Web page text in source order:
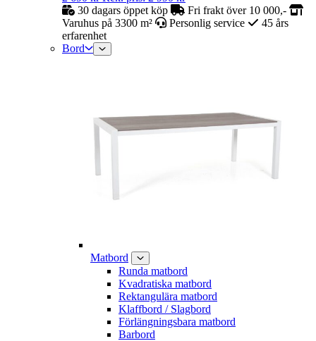
30 dagars öppet köp
Fri frakt över 10 000,-
Varuhus på 3300 m²
Personlig service
45 års
erfarenhet
Bord
Matbord
Runda matbord
Kvadratiska matbord
Rektangulära matbord
Klaffbord / Slagbord
Förlängningsbara matbord
Barbord